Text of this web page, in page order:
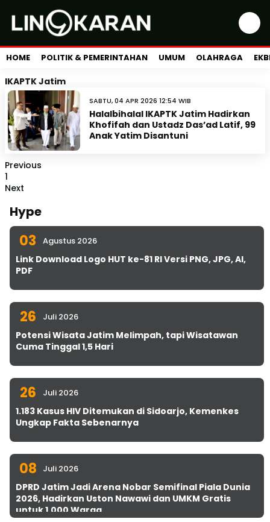
HOME POLITIK & PEMERINTAHAN UMUM OLAHRAGA
IKAPTK Jatim
SABTU, 04 APR 2026 12:54 WIB
Halalbihalal IKAPTK Jatim Hadirkan
Khofifah dan Ustadz Das’ad Latif, 99
Anak Yatim Disantuni
Previous
1
Next
Hype
03 Agustus 2026
Link Download Logo HUT ke-81 RI Versi PNG, JPG, AI,
PDF
26 Juli 2026
Potensi Wisata Jatim Melimpah, tapi Wisatawan
Cuma Tinggal 1,5 Hari
26 Juli 2026
1.183 Kasus HIV Ditemukan di Sidoarjo, Kemenkes
Ungkap Fakta Sebenarnya
08 Juli 2026
DPRD Jatim Jadi Arena Nobar Semifinal Piala Dunia
2026, Hadirkan Uston Nawawi dan UMKM Gratis
untuk 1.000 Warga